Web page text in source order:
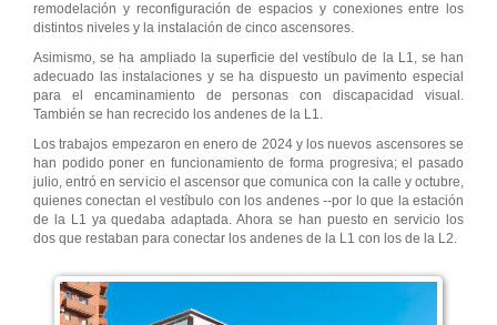
remodelación y reconfiguración de espacios y conexiones entre los
distintos niveles y la instalación de cinco ascensores.
Asimismo, se ha ampliado la superficie del vestíbulo de la L1, se han
adecuado las instalaciones y se ha dispuesto un pavimento especial
para el encaminamiento de personas con discapacidad visual.
También se han recrecido los andenes de la L1.
Los trabajos empezaron en enero de 2024 y los nuevos ascensores se
han podido poner en funcionamiento de forma progresiva; el pasado
julio, entró en servicio el ascensor que comunica con la calle y octubre,
quienes conectan el vestíbulo con los andenes --por lo que la estación
de la L1 ya quedaba adaptada. Ahora se han puesto en servicio los
dos que restaban para conectar los andenes de la L1 con los de la L2.